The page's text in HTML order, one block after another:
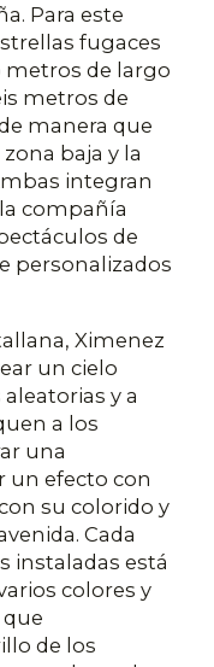
Para este
fugaces
metros de largo
metros de
manera que
baja y la
integran
compañía
de
personalizados
Ximenez
un cielo
y a
a los
una
un efecto con
su colorido y
Cada
instaladas está
colores y
que
de los